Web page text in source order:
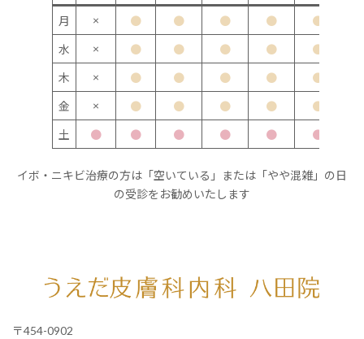
月 × ● ● ● ● ●
水 × ● ● ● ● ●
木 × ● ● ● ● ●
金 × ● ● ● ● ●
土 ● ● ● ● ● ●
イボ・ニキビ治療の方は「空いている」または「やや混雑」の日
の受診をお勧めいたします
〒454-0902